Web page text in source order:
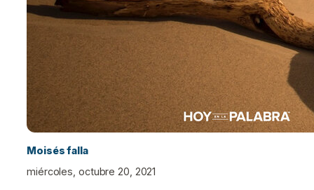
Moisés falla
miércoles, octubre 20, 2021